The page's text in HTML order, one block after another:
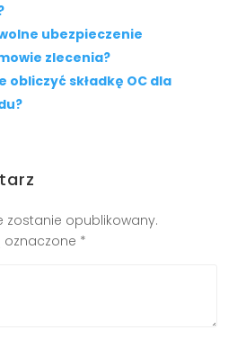
ubezpieczenie
zlecenia?
obliczyć składkę OC dla
zostanie opublikowany.
*